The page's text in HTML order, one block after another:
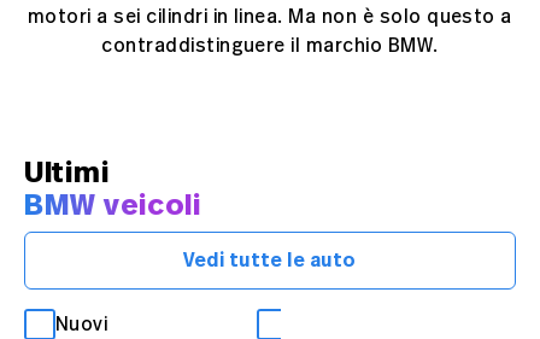
motori a sei cilindri in linea. Ma non è solo questo a
contraddistinguere il marchio BMW.
Ultimi
BMW veicoli
Vedi tutte le auto
Nuovi